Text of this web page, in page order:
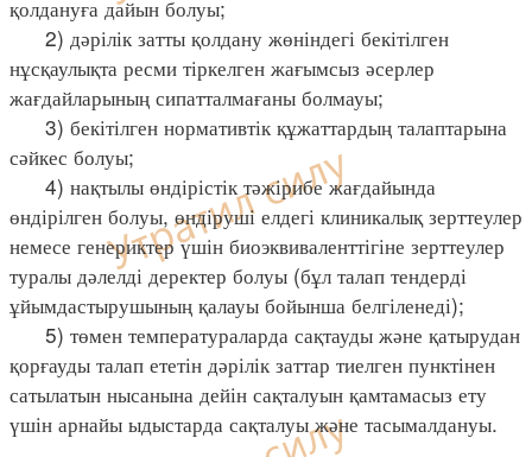
қолдануға дайын болуы;
2) дәрілік затты қолдану жөніндегі бекітілген
нұсқаулықта ресми тіркелген жағымсыз әсерлер
жағдайларының сипатталмағаны болмауы;
3) бекітілген нормативтік құжаттардың талаптарына
сәйкес болуы;
4) нақтылы өндірістік тәжірибе жағдайында
өндірілген болуы, өндіруші елдегі клиникалық зерттеулер
немесе генериктер үшін биоэквиваленттігіне зерттеулер
туралы дәлелді деректер болуы (бұл талап тендерді
ұйымдастырушының қалауы бойынша белгіленеді);
5) төмен температураларда сақтауды және қатырудан
қорғауды талап ететін дәрілік заттар тиелген пунктінен
сатылатын нысанына дейін сақталуын қамтамасыз ету
үшін арнайы ыдыстарда сақталуы және тасымалдануы.